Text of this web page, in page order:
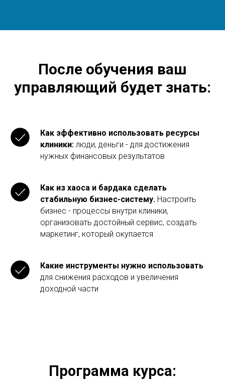
После обучения ваш
управляющий будет знать:
Как эффективно использовать ресурсы
клиники: люди, деньги - для достижения
нужных финансовых результатов
Как из хаоса и бардака сделать
стабильную бизнес-систему. Настроить
бизнес - процессы внутри клиники,
организовать достойный сервис, создать
маркетинг, который окупается
Какие инструменты нужно использовать
для снижения расходов и увеличения
доходной части
Программа курса: